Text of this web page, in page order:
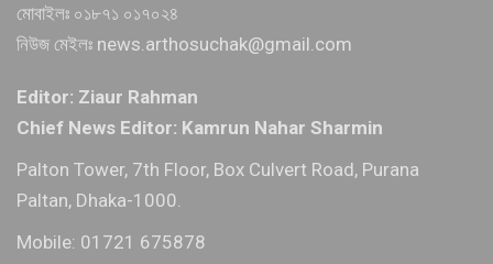
মোবাইলঃ ০১৮৭১ ০১৭০২৪
নিউজ মেইলঃ news.arthosuchak@gmail.com
Editor: Ziaur Rahman
Chief News Editor: Kamrun Nahar Sharmin
Palton Tower, 7th Floor, Box Culvert Road, Purana
Paltan, Dhaka-1000.
Mobile: 01721 675878